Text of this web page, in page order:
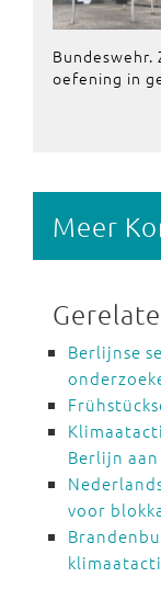
oefening in
Meer
Berlijnse
Berlijn aan
voor